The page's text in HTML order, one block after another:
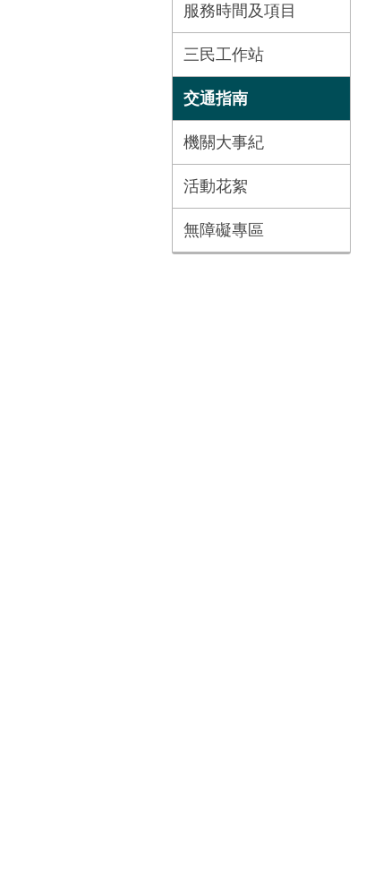
服務時間及項目
三民工作站
交通指南
機關大事紀
活動花絮
無障礙專區